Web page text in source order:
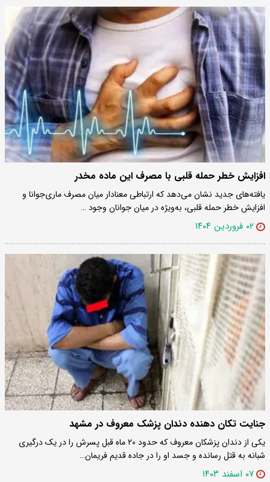
افزایش خطر حمله قلبی با مصرف این ماده مخدر
یافته‌های جدید نشان می‌دهد که ارتباطی معنادار میان مصرف ماری‌جوانا و
افزایش خطر حمله قلبی، به‌ویژه در میان جوانان وجود …
۰۲ فروردین ۱۴۰۴
جنایت تکان دهنده دندان پزشک معروف در مشهد
یکی از دندان پزشکان معروف که حدود ۲۰ ماه قبل پسرش را در یک درگیری
شبانه به قتل رسانده و جسد او را در جاده قدیم فریمان…
۰۷ اسفند ۱۴۰۳